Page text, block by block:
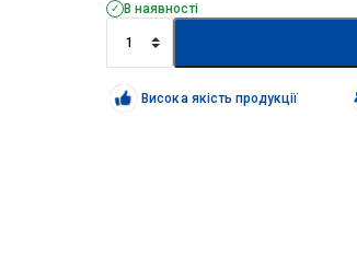
В наявності
Гідравлічний
розподілювач
SD11/4-
P(KG3-
120)/18L/18L/18L/18L/AET
Висока якість продукції